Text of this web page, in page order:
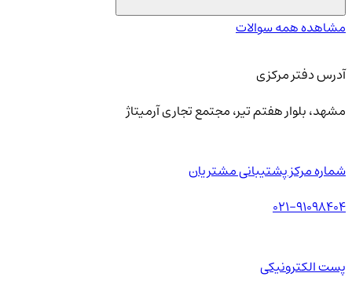
مشاهده همه سوالات
آدرس دفتر مرکزی
مشهد، بلوار هفتم تیر، مجتمع تجاری آرمیتاژ
شماره مرکز پشتیبانی مشتریان
021-91098404
پست الکترونیکی